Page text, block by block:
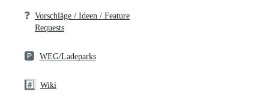
❓ Vorschläge / Ideen / Feature
Requests
🅿️ WEG/Ladeparks
#️⃣ Wiki